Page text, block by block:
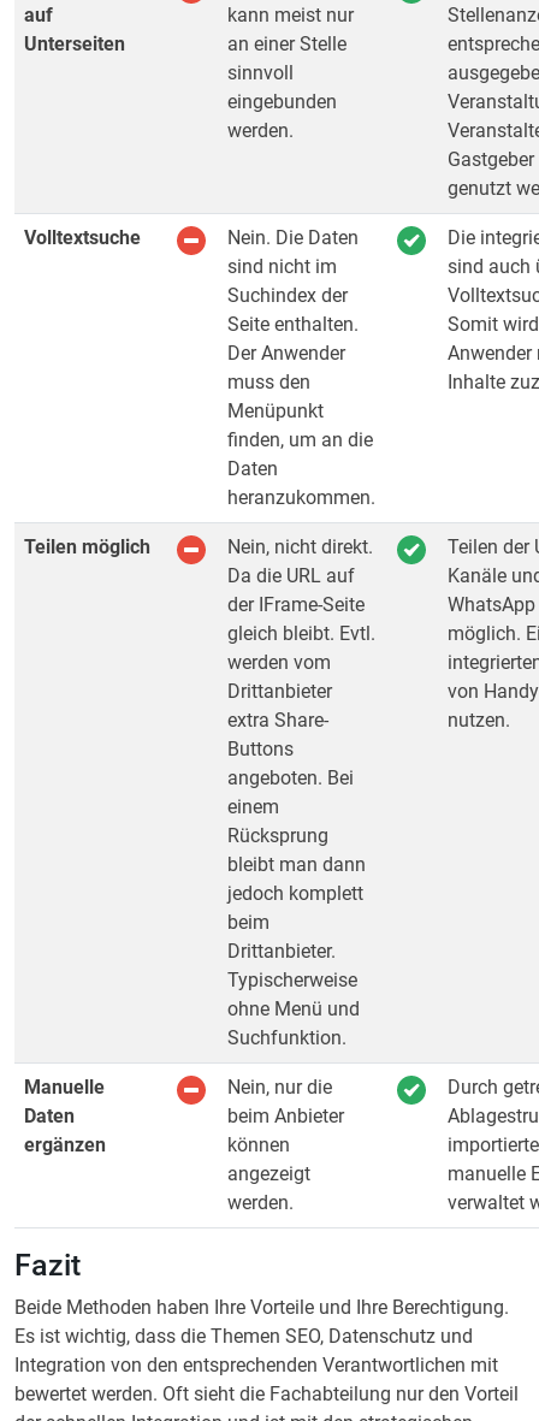
auf
Unterseiten
kann meist nur
an einer Stelle
sinnvoll
eingebunden
werden.
genutzt
Volltextsuche
Nein. Die Daten
sind nicht im
Suchindex der
Seite enthalten.
Der Anwender
muss den
Menüpunkt
finden, um an die
Daten
heranzukommen.
Die
sind auch
Somit
Inhalte
Teilen möglich
Nein, nicht direkt.
Da die URL auf
der IFrame-Seite
gleich bleibt. Evtl.
werden vom
Drittanbieter
extra Share-
Buttons
angeboten. Bei
einem
Rücksprung
bleibt man dann
jedoch komplett
beim
Drittanbieter.
Typischerweise
ohne Menü und
Suchfunktion.
Teilen der
Kanäle
möglich.
von
nutzen.
Manuelle
Daten
ergänzen
Nein, nur die
beim Anbieter
können
angezeigt
werden.
Durch
manuelle
verwaltet
Fazit
Beide Methoden haben Ihre Vorteile und Ihre Berechtigung.
Es ist wichtig, dass die Themen SEO, Datenschutz und
Integration von den entsprechenden Verantwortlichen mit
bewertet werden. Oft sieht die Fachabteilung nur den Vorteil